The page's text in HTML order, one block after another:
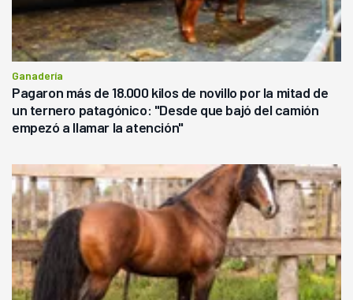
Ganadería
Pagaron más de 18.000 kilos de novillo por la mitad de
un ternero patagónico: "Desde que bajó del camión
empezó a llamar la atención"